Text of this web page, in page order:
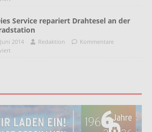
Service repariert Drahtesel an der
2014 Redaktion
Kommentare